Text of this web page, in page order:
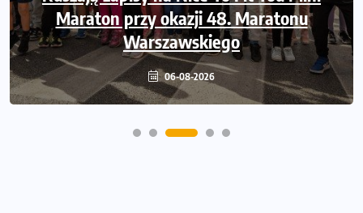
Maraton przy okazji 48. Maratonu
Warszawskiego
06-08-2026
przebieg 43. Toruń Maratonu, 17. Toruń
Półmaratonu i biegu na 5 km
06-08-2026